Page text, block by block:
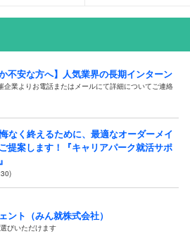
不安な方へ】人気業界の長期インターン
企業よりお電話またはメールにて詳細についてご連絡
なく終えるために、最適なオーダーメイ
提案します！『キャリアパーク就活サポ
ント（みん就株式会社）
びいただけます